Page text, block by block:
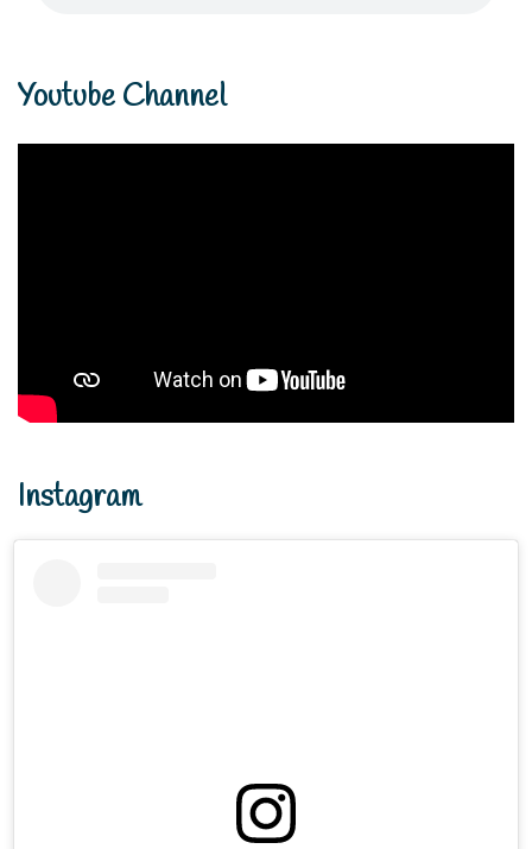
Youtube Channel
Instagram